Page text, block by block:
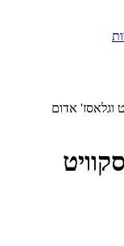
וגלאסז' אדום